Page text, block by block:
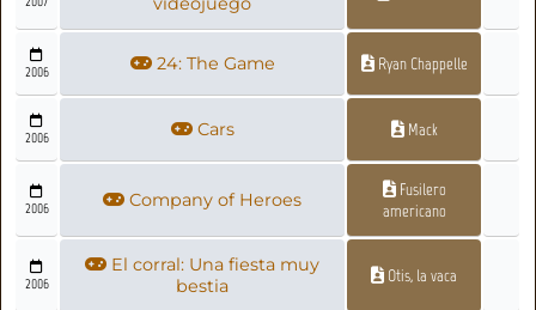
2006 24: The Game Ryan Chappelle
2006 Cars Mack
2006 Company of Heroes
Fusilero
americano
2006
El corral: Una fiesta muy
bestia
Otis, la vaca